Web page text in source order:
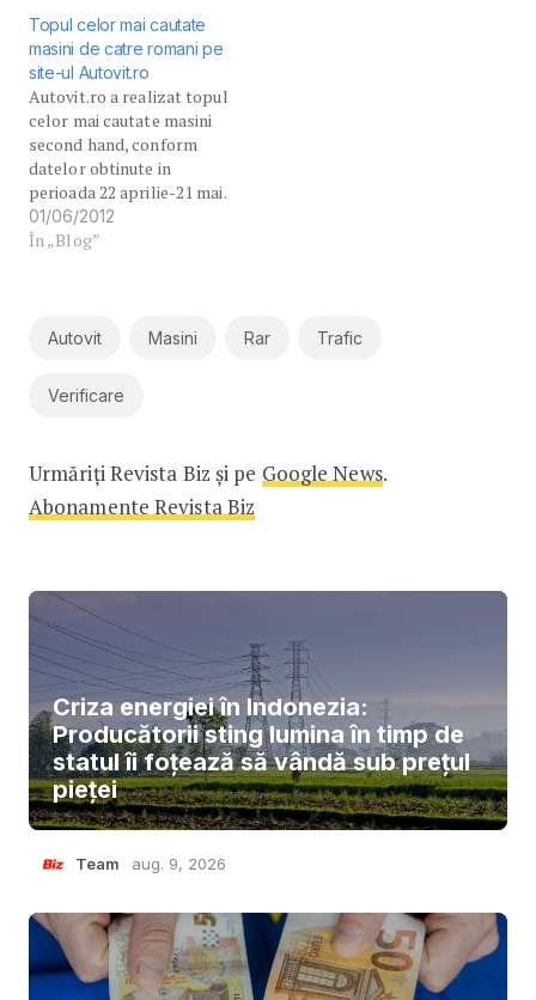
Topul celor mai cautate
masini de catre romani pe
site-ul Autovit.ro
Autovit.ro a realizat topul
celor mai cautate masini
second hand, conform
datelor obtinute in
perioada 22 aprilie-21 mai.
In urma rezultatelor, se
pare ca in topul
pozitii sunt ocupate de
Opel, cautate in special de
catre bucuresteni.
01/06/2012
În „Blog”
Autovit Masini Rar Trafic
Verificare
Urmăriți Revista Biz și pe Google News.
Abonamente Revista Biz
Criza energiei în Indonezia:
Producătorii sting lumina în timp de
statul îi foțează să vândă sub prețul
pieței
Team aug. 9, 2026